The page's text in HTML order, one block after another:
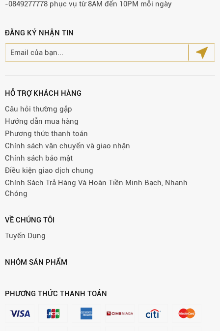
-0849277778 phục vụ từ 8AM đến 10PM mỗi ngày
ĐĂNG KÝ NHẬN TIN
HỖ TRỢ KHÁCH HÀNG
Câu hỏi thường gặp
Hướng dẫn mua hàng
Phương thức thanh toán
Chính sách vận chuyển và giao nhận
Chính sách bảo mật
Điều kiện giao dịch chung
Chính Sách Trả Hàng Và Hoàn Tiền Minh Bạch, Nhanh
Chóng
VỀ CHÚNG TÔI
Tuyển Dụng
NHÓM SẢN PHẨM
PHƯƠNG THỨC THANH TOÁN